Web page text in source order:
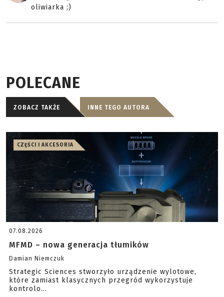
oliwiarka ;)
POLECANE
ZOBACZ TAKŻE INNE TEGO AUTORA
CZĘŚCI I AKCESORIA
07.08.2026
MFMD – nowa generacja tłumików
Damian Niemczuk
Strategic Sciences stworzyło urządzenie wylotowe,
które zamiast klasycznych przegród wykorzystuje
kontrolo...